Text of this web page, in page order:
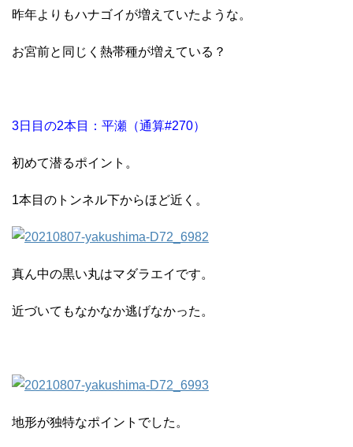
昨年よりもハナゴイが増えていたような。
お宮前と同じく熱帯種が増えている？
3日目の2本目：平瀬（通算#270）
初めて潜るポイント。
1本目のトンネル下からほど近く。
真ん中の黒い丸はマダラエイです。
近づいてもなかなか逃げなかった。
地形が独特なポイントでした。